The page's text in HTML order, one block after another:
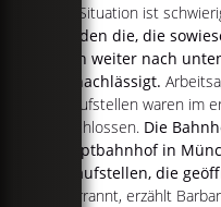
Die Situation ist
wurden die, die
noch weiter nach
vernachlässigt.
Anlaufstellen waren im
geschlossen. Die
Hauptbahnhof in
Anlaufstellen, die
überrannt, erzählt